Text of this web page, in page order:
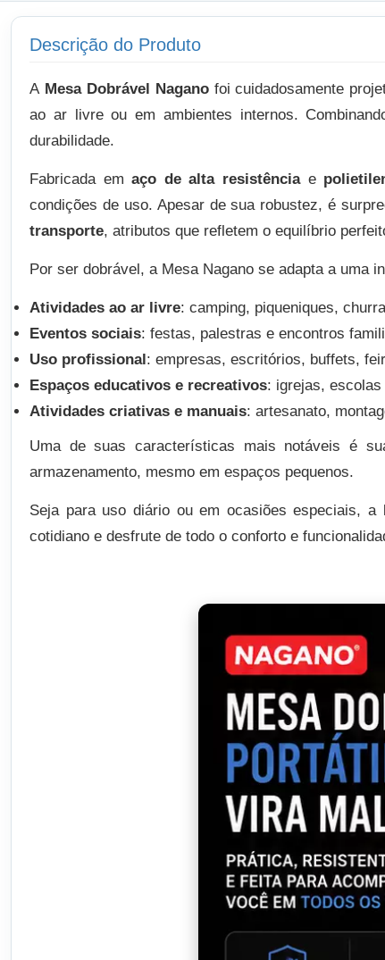
Descrição do Produto
A Mesa Dobrável Naganofoi cuidadosamente
ao ar livre ou em ambientes internos.
durabilidade.
Fabricada emaço de alta resistênciae
condições de uso. Apesar de sua robustez, é
transporte, atributos que refletem o equilíbrio
Por ser dobrável, a Mesa Nagano se adapta a uma
Atividades ao ar livre: camping, piqueniques,
Eventos sociais: festas, palestras e encontros
Uso profissional: empresas, escritórios, buffets,
Espaços educativos e recreativos: igrejas,
Atividades criativas e manuais: artesanato,
Uma de suas características mais notáveis é
armazenamento, mesmo em espaços pequenos.
Seja para uso diário ou em ocasiões especiais, a
cotidiano e desfrute de todo o conforto e